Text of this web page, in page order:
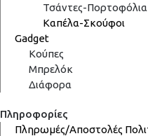
Τσάντες-Πορτοφόλια
Καπέλα-Σκούφοι
Gadget
Κούπες
Μπρελόκ
Διάφορα
Πληροφορίες
Πληρωμές/Αποστολές